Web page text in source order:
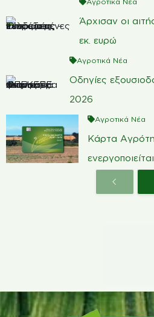
Αγροτικά Νέα
Άρχισαν οι
εκ. ευρώ
Αγροτικά Νέα
Οδηγίες
2026
Αγροτικά Νέα
Κάρτα
ενεργοποιείται